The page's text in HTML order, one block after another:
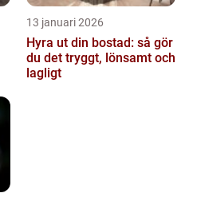
13 januari 2026
Hyra ut din bostad: så gör
du det tryggt, lönsamt och
lagligt